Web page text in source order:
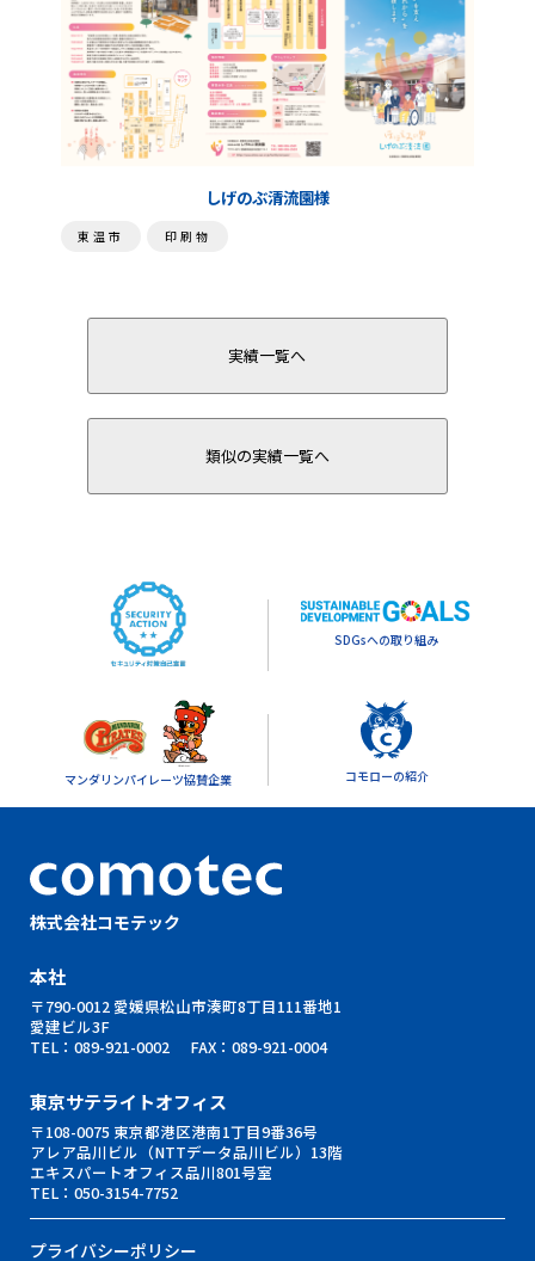
しげのぶ清流園様
東温市 印刷物
実績一覧へ
類似の実績一覧へ
SDGsへの取り組み
マンダリンパイレーツ協賛企業 コモローの紹介
株式会社コモテック
本社
〒790-0012 愛媛県松山市湊町8丁目111番地1
愛建ビル3F
TEL： 089-921-0002 FAX：089-921-0004
東京サテライトオフィス
〒108-0075 東京都港区港南1丁目9番36号
アレア品川ビル（NTTデータ品川ビル）13階
エキスパートオフィス品川801号室
TEL： 050-3154-7752
プライバシーポリシー